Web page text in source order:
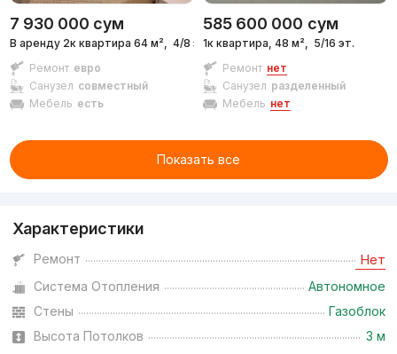
7 930 000 сум
В аренду 2к квартира 64 м², 4/8 эт.
Ремонт евро
Санузел совместный
Мебель есть
585 600 000 сум
1к квартира, 48 м², 5/16 эт.
Ремонт нет
Санузел разделенный
Мебель нет
Показать все
Характеристики
Ремонт Нет
Система Отопления
Автономное
Стены
Газоблок
Высота Потолков
3 м